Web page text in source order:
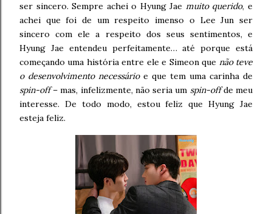
ser sincero. Sempre achei o Hyung Jae muito querido, e
achei que foi de um respeito imenso o Lee Jun ser
sincero com ele a respeito dos seus sentimentos, e
Hyung Jae entendeu perfeitamente… até porque está
começando uma história entre ele e Simeon que não teve
o desenvolvimento necessárioe que tem uma carinha de
spin-off– mas, infelizmente, não seria um spin-offde meu
interesse. De todo modo, estou feliz que Hyung Jae
esteja feliz.